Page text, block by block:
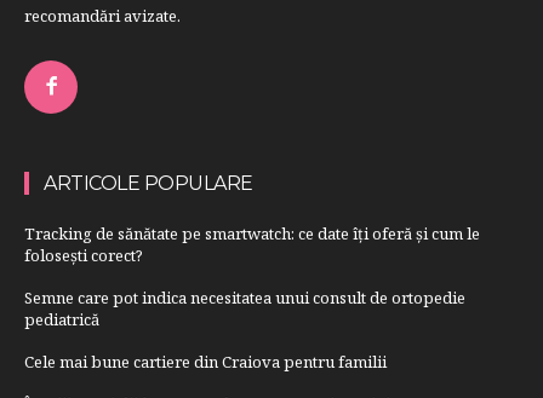
recomandări avizate.
ARTICOLE POPULARE
Tracking de sănătate pe smartwatch: ce date îți oferă și cum le
folosești corect?
Semne care pot indica necesitatea unui consult de ortopedie
pediatrică
Cele mai bune cartiere din Craiova pentru familii